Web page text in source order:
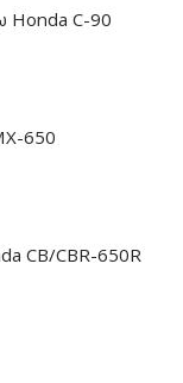
Honda C-90
650
CB/CBR-650R